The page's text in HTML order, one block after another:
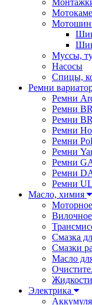
Муссы,
Насосы
Спицы,
Ремни
Ремни
Ремни
Ремни
Ремни
Ремни
Ремни
Ремни
Ремни
Ремни
Масло, химия
Смазка
Смазки
Масло
Жидкости
Электрика